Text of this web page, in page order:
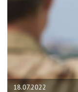
18.07.2022